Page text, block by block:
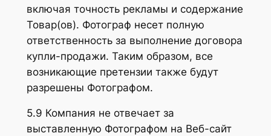
включая точность рекламы и содержание
Товар(ов). Фотограф несет полную
ответственность за выполнение договора
купли-продажи. Таким образом, все
возникающие претензии также будут
разрешены Фотографом.
5.9 Компания не отвечает за
выставленную Фотографом на Веб-сайт